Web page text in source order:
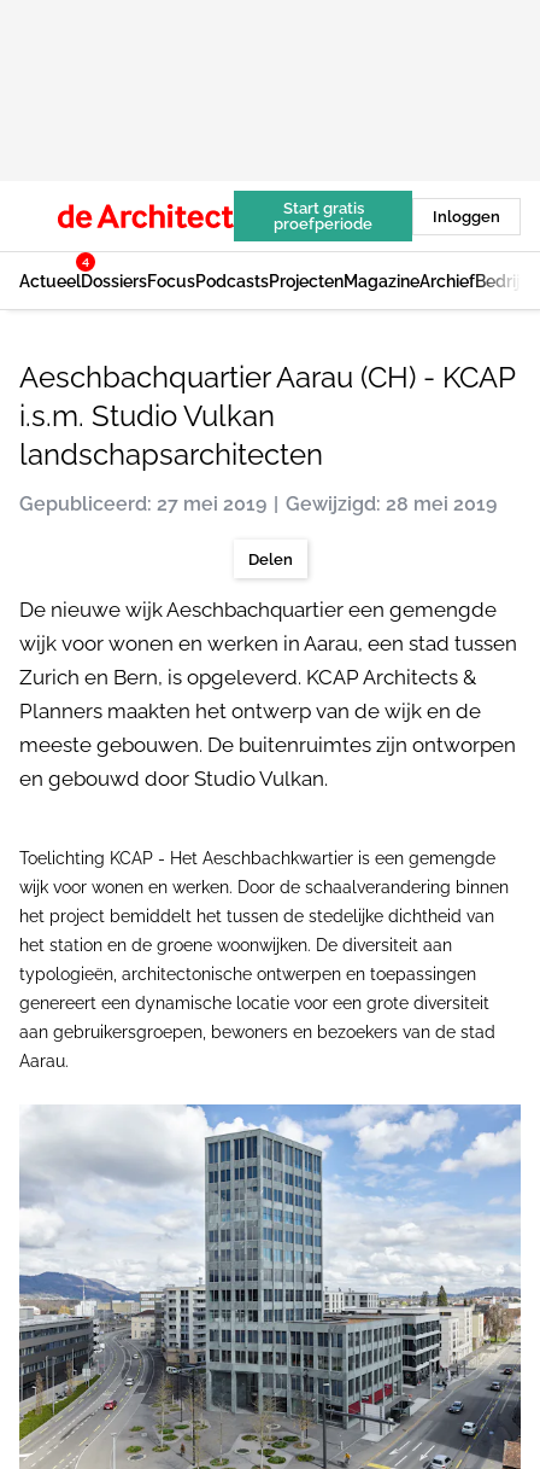
Start gratis
proefperiode
Inloggen
Actueel
4
DossiersFocusPodcastsProjectenMagazineArchief
Aeschbachquartier Aarau (CH) - KCAP
i.s.m. Studio Vulkan
landschapsarchitecten
Gepubliceerd: 27 mei 2019 Gewijzigd: 28 mei 2019
Delen
De nieuwe wijk Aeschbachquartier een gemengde
wijk voor wonen en werken in Aarau, een stad tussen
Zurich en Bern, is opgeleverd. KCAP Architects &
Planners maakten het ontwerp van de wijk en de
meeste gebouwen. De buitenruimtes zijn ontworpen
en gebouwd door Studio Vulkan.
Toelichting KCAP - Het Aeschbachkwartier is een gemengde
wijk voor wonen en werken. Door de schaalverandering binnen
het project bemiddelt het tussen de stedelijke dichtheid van
het station en de groene woonwijken. De diversiteit aan
typologieën, architectonische ontwerpen en toepassingen
genereert een dynamische locatie voor een grote diversiteit
aan gebruikersgroepen, bewoners en bezoekers van de stad
Aarau.